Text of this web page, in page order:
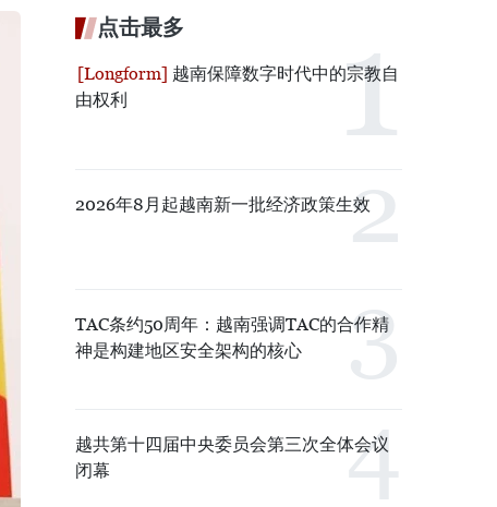
点击最多
越南保障数字时代中的宗教自
由权利
2026年8月起越南新一批经济政策生效
TAC条约50周年：越南强调TAC的合作精
神是构建地区安全架构的核心
越共第十四届中央委员会第三次全体会议
闭幕